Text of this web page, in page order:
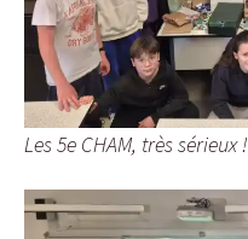
Les 5e CHAM, très sérieux !